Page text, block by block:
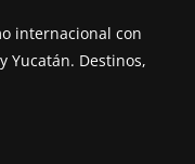
internacional con
Yucatán. Destinos,